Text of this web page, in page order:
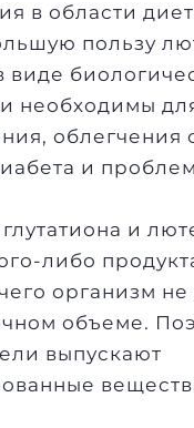
в области
пользу
виде
необходимы
облегчения
и
и
либо
организм не
объеме.
выпускают